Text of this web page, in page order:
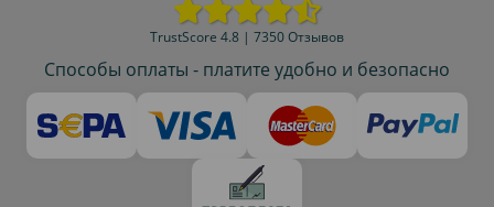
TrustScore 4.8 | 7350 Отзывов
Способы оплаты - платите удобно и безопасно